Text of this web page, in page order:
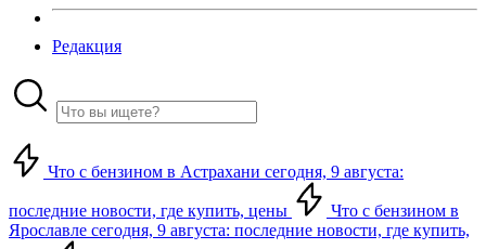
Редакция
Что с бензином в Астрахани сегодня, 9 августа:
последние новости, где купить, цены
Что с бензином в
Ярославле сегодня, 9 августа: последние новости, где купить,